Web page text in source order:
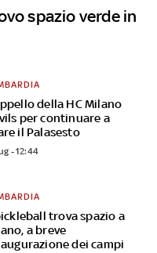
spazio verde in
della HC Milano
per continuare a
il Palasesto
- 12:44
trova spazio a
a breve
dei campi